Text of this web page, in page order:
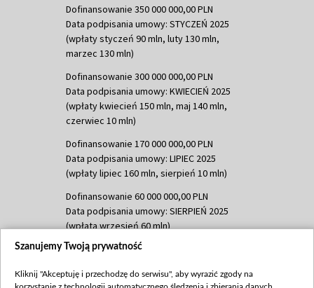
Dofinansowanie 350 000 000,00 PLN
Data podpisania umowy: STYCZEŃ 2025
(wpłaty styczeń 90 mln, luty 130 mln,
marzec 130 mln)
Dofinansowanie 300 000 000,00 PLN
Data podpisania umowy: KWIECIEŃ 2025
(wpłaty kwiecień 150 mln, maj 140 mln,
czerwiec 10 mln)
Dofinansowanie 170 000 000,00 PLN
Data podpisania umowy: LIPIEC 2025
(wpłaty lipiec 160 mln, sierpień 10 mln)
Dofinansowanie 60 000 000,00 PLN
Data podpisania umowy: SIERPIEŃ 2025
(wpłata wrzesień 60 mln)
Dofinansowanie 635 783 051,21 PLN
(wpłata wrzesień 100 mln, październik 350
Szanujemy Twoją prywatność
Kliknij "Akceptuję i przechodzę do serwisu", aby wyrazić zgody na